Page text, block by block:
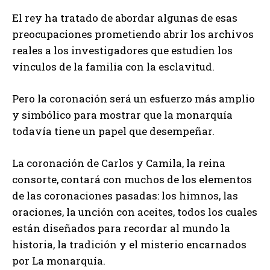
El rey ha tratado de abordar algunas de esas
preocupaciones prometiendo abrir los archivos
reales a los investigadores que estudien los
vínculos de la familia con la esclavitud.
Pero la coronación será un esfuerzo más amplio
y simbólico para mostrar que la monarquía
todavía tiene un papel que desempeñar.
La coronación de Carlos y Camila, la reina
consorte, contará con muchos de los elementos
de las coronaciones pasadas: los himnos, las
oraciones, la unción con aceites, todos los cuales
están diseñados para recordar al mundo la
historia, la tradición y el misterio encarnados
por La monarquía.